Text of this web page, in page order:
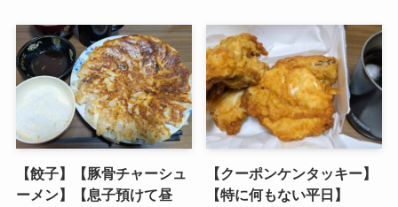
【餃子】【豚骨チャーシュ
ーメン】【息子預けて昼
【クーポンケンタッキー】
【特に何もない平日】